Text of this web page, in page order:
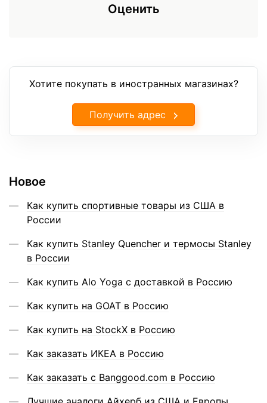
Оценить
Хотите покупать в иностранных магазинах?
Получить адрес
Новое
Как купить спортивные товары из США в
России
Как купить Stanley Quencher и термосы Stanley
в России
Как купить Alo Yoga с доставкой в Россию
Как купить на GOAT в Россию
Как купить на StockX в Россию
Как заказать ИКЕА в Россию
Как заказать с Banggood.com в Россию